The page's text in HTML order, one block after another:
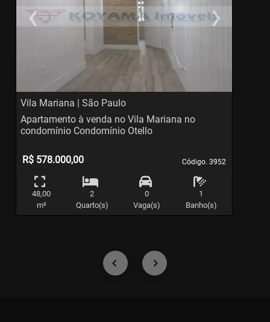
‹
Previous
›
Vila Mariana | São Paulo
Código. 3952
Código. 3952
Apartamento à venda no Vila Mariana no
condomínio Condomínio Otello
R$ 578.000,00
48,00
m²
2
Quarto(s)
0
Vaga(s)
1
Banho(s)